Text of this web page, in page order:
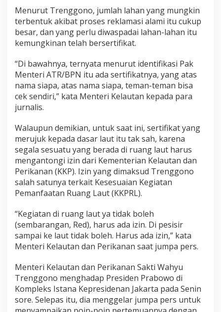
s
i
a
h
n
Menurut Trenggono, jumlah lahan yang mungkin
terbentuk akibat proses reklamasi alami itu cukup
besar, dan yang perlu diwaspadai lahan-lahan itu
kemungkinan telah bersertifikat.
“Di bawahnya, ternyata menurut identifikasi Pak
Menteri ATR/BPN itu ada sertifikatnya, yang atas
nama siapa, atas nama siapa, teman-teman bisa
cek sendiri,” kata Menteri Kelautan kepada para
jurnalis.
Walaupun demikian, untuk saat ini, sertifikat yang
merujuk kepada dasar laut itu tak sah, karena
segala sesuatu yang berada di ruang laut harus
mengantongi izin dari Kementerian Kelautan dan
Perikanan (KKP). Izin yang dimaksud Trenggono
salah satunya terkait Kesesuaian Kegiatan
Pemanfaatan Ruang Laut (KKPRL).
“Kegiatan di ruang laut ya tidak boleh
(sembarangan, Red), harus ada izin. Di pesisir
sampai ke laut tidak boleh. Harus ada izin,” kata
Menteri Kelautan dan Perikanan saat jumpa pers.
Menteri Kelautan dan Perikanan Sakti Wahyu
Trenggono menghadap Presiden Prabowo di
Kompleks Istana Kepresidenan Jakarta pada Senin
sore. Selepas itu, dia menggelar jumpa pers untuk